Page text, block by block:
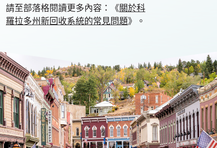
請至部落格閱讀更多內容：《關於科
羅拉多州新回收系統的常見問題》。